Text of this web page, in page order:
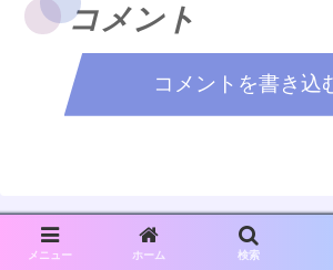
コメント
コメントを書き込
メニュー ホーム 検索